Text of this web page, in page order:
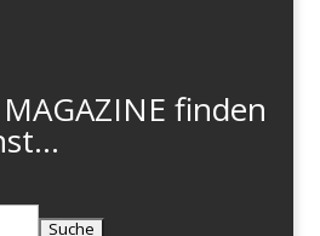
finden